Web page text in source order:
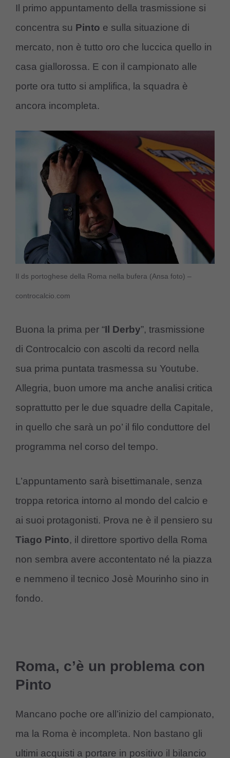
Il primo appuntamento della trasmissione si
concentra su Pinto e sulla situazione di
mercato, non è tutto oro che luccica quello in
casa giallorossa. E con il campionato alle
porte ora tutto si amplifica, la squadra è
ancora incompleta.
Il ds portoghese della Roma nella bufera (Ansa foto) –
controcalcio.com
Buona la prima per “Il Derby”, trasmissione
di Controcalcio con ascolti da record nella
sua prima puntata trasmessa su Youtube.
Allegria, buon umore ma anche analisi critica
soprattutto per le due squadre della Capitale,
in quello che sarà un po’ il filo conduttore del
programma nel corso del tempo.
L’appuntamento sarà bisettimanale, senza
troppa retorica intorno al mondo del calcio e
ai suoi protagonisti. Prova ne è il pensiero su
Tiago Pinto, il direttore sportivo della Roma
non sembra avere accontentato né la piazza
e nemmeno il tecnico Josè Mourinho sino in
fondo.
Roma, c’è un problema con
Pinto
Mancano poche ore all’inizio del campionato,
ma la Roma è incompleta. Non bastano gli
ultimi acquisti a portare in positivo il bilancio